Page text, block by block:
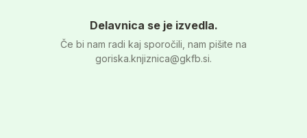
Delavnica se je izvedla.
Če bi nam radi kaj sporočili, nam pišite na
goriska.knjiznica@gkfb.si.